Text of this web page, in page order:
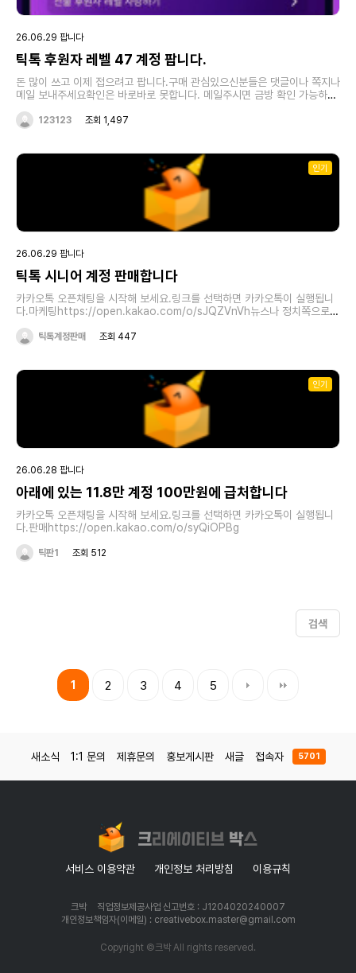
26.06.29 팝니다
틱톡 후원자 레벨 47 계정 팝니다.
돈 많이 쓰고 이제 접으려고 팝니다.구매 관심있으신분들은 댓글이나 쪽지나
메일 보내주세요확인은 바로바로 못합니다. 메일주시면 금방 확인 가능하구
다.(되팔이 잘하시면 수익도 보실수 있습니다.)장난 사절, 찔러보기 사절입니
다.폰번호 계정이고 이메일 인증 안받은 계정이라 본인 이메일로 인증받고
분 메일 주시면 연락처 공유하고 바로 쿨거래 합니다
123123 조회 1,497
인기
26.06.29 팝니다
틱톡 시니어 계정 판매합니다
카카오톡 오픈채팅을 시작해 보세요.링크를 선택하면 카카오톡이 실행됩니
다.마케팅https://open.kakao.com/o/sJQZVnVh뉴스나 정치쪽으로
틱톡계정판매 조회 447
인기
26.06.28 팝니다
아래에 있는 11.8만 계정 100만원에 급처합니다
카카오톡 오픈채팅을 시작해 보세요.링크를 선택하면 카카오톡이 실행됩니
다.판매https://open.kakao.com/o/syQiOPBg
틱판1 조회 512
검색
1 2 3 4 5
새소식 1:1 문의 제휴문의 홍보게시판 새글 접속자 5701
서비스 이용약관 개인정보 처리방침 이용규칙
크박
직업정보제공사업 신고번호 : J1204020240007
개인정보책임자(이메일) : creativebox.master@gmail.com
Copyright ©크박 All rights reserved.